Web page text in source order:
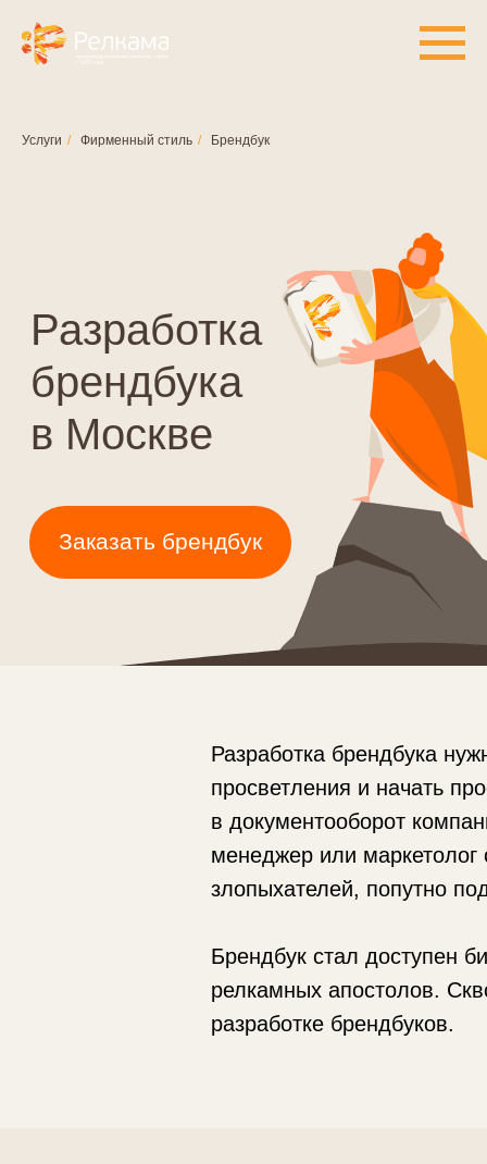
Услуги / Фирменный стиль / Брендбук
в Москве
Заказать брендбук
Разработка брендбука
просветления и начать
в документооборот
менеджер или маркетолог
злопыхателей, попутно
Брендбук стал доступен
релкамных апостолов.
разработке брендбуков.